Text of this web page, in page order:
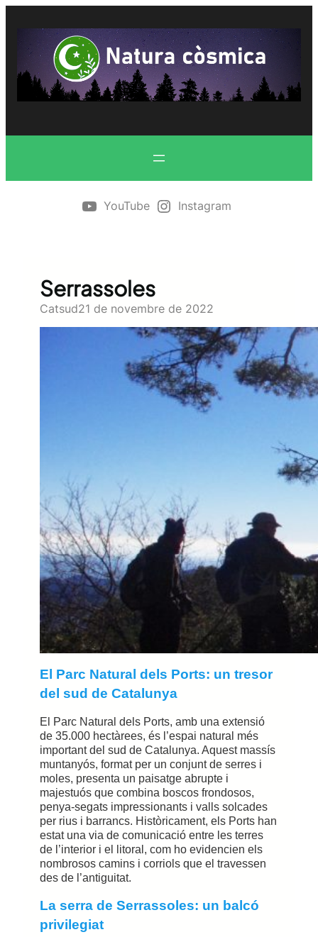
contingut
YouTube Instagram
Serrassoles
Catsud21 de novembre de 2022
El Parc Natural dels Ports: un tresor
del sud de Catalunya
El Parc Natural dels Ports, amb una extensió
de 35.000 hectàrees, és l’espai natural més
important del sud de Catalunya. Aquest massís
muntanyós, format per un conjunt de serres i
moles, presenta un paisatge abrupte i
majestuós que combina boscos frondosos,
penya-segats impressionants i valls solcades
per rius i barrancs. Històricament, els Ports han
estat una via de comunicació entre les terres
de l’interior i el litoral, com ho evidencien els
nombrosos camins i corriols que el travessen
des de l’antiguitat.
La serra de Serrassoles: un balcó
privilegiat